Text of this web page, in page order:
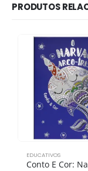
PRODUTOS
EDUCATIVOS